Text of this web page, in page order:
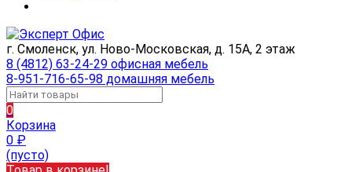
г. Смоленск, ул. Ново-Московская, д. 15А, 2 этаж
8 (4812) 63-24-29 офисная мебель
8-951-716-65-98 домашняя мебель
0
Корзина
0 ₽
(пусто)